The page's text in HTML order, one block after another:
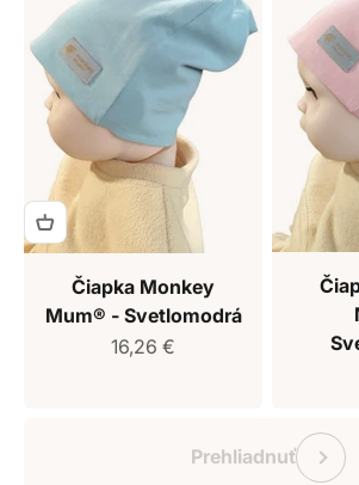
Čiapka Monkey
Mum® - Svetlomodrá
Predajná cena
16,26 €
Prehliadnuť